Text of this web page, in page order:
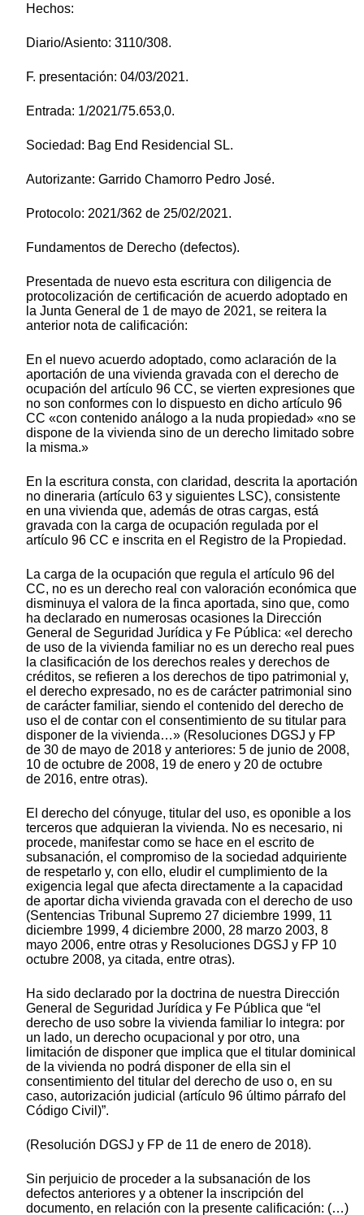
Hechos:
Diario/Asiento: 3110/308.
F. presentación: 04/03/2021.
Entrada: 1/2021/75.653,0.
Sociedad: Bag End Residencial SL.
Autorizante: Garrido Chamorro Pedro José.
Protocolo: 2021/362 de 25/02/2021.
Fundamentos de Derecho (defectos).
Presentada de nuevo esta escritura con diligencia de
protocolización de certificación de acuerdo adoptado en
la Junta General de 1 de mayo de 2021, se reitera la
anterior nota de calificación:
En el nuevo acuerdo adoptado, como aclaración de la
aportación de una vivienda gravada con el derecho de
ocupación del artículo 96 CC, se vierten expresiones que
no son conformes con lo dispuesto en dicho artículo 96
CC «con contenido análogo a la nuda propiedad» «no se
dispone de la vivienda sino de un derecho limitado sobre
la misma.»
En la escritura consta, con claridad, descrita la aportación
no dineraria (artículo 63 y siguientes LSC), consistente
en una vivienda que, además de otras cargas, está
gravada con la carga de ocupación regulada por el
artículo 96 CC e inscrita en el Registro de la Propiedad.
La carga de la ocupación que regula el artículo 96 del
CC, no es un derecho real con valoración económica que
disminuya el valora de la finca aportada, sino que, como
ha declarado en numerosas ocasiones la Dirección
General de Seguridad Jurídica y Fe Pública: «el derecho
de uso de la vivienda familiar no es un derecho real pues
la clasificación de los derechos reales y derechos de
créditos, se refieren a los derechos de tipo patrimonial y,
el derecho expresado, no es de carácter patrimonial sino
de carácter familiar, siendo el contenido del derecho de
uso el de contar con el consentimiento de su titular para
disponer de la vivienda…» (Resoluciones DGSJ y FP
de 30 de mayo de 2018 y anteriores: 5 de junio de 2008,
10 de octubre de 2008, 19 de enero y 20 de octubre
de 2016, entre otras).
El derecho del cónyuge, titular del uso, es oponible a los
terceros que adquieran la vivienda. No es necesario, ni
procede, manifestar como se hace en el escrito de
subsanación, el compromiso de la sociedad adquiriente
de respetarlo y, con ello, eludir el cumplimiento de la
exigencia legal que afecta directamente a la capacidad
de aportar dicha vivienda gravada con el derecho de uso
(Sentencias Tribunal Supremo 27 diciembre 1999, 11
diciembre 1999, 4 diciembre 2000, 28 marzo 2003, 8
mayo 2006, entre otras y Resoluciones DGSJ y FP 10
octubre 2008, ya citada, entre otras).
Ha sido declarado por la doctrina de nuestra Dirección
General de Seguridad Jurídica y Fe Pública que “el
derecho de uso sobre la vivienda familiar lo integra: por
un lado, un derecho ocupacional y por otro, una
limitación de disponer que implica que el titular dominical
de la vivienda no podrá disponer de ella sin el
consentimiento del titular del derecho de uso o, en su
caso, autorización judicial (artículo 96 último párrafo del
Código Civil)”.
(Resolución DGSJ y FP de 11 de enero de 2018).
Sin perjuicio de proceder a la subsanación de los
defectos anteriores y a obtener la inscripción del
documento, en relación con la presente calificación: (…)